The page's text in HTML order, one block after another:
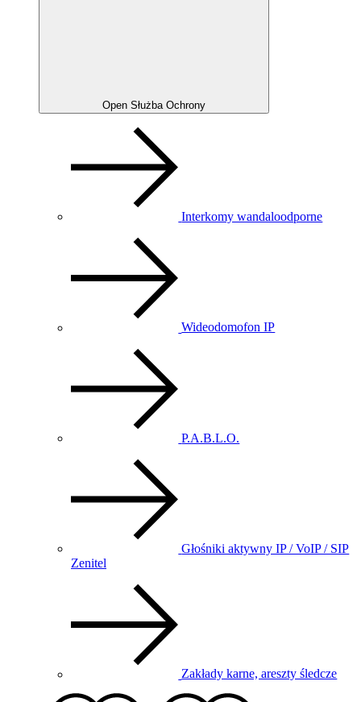
Open Służba Ochrony
Interkomy wandaloodporne
Wideodomofon IP
P.A.B.L.O.
Głośniki aktywny IP / VoIP / SIP
Zenitel
Zakłady karne, areszty śledcze